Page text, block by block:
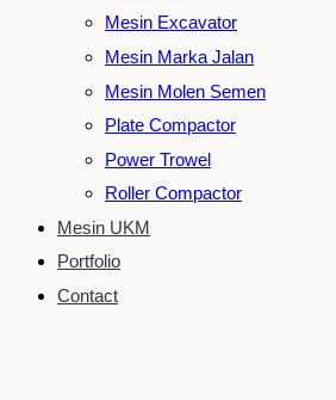
Mesin Excavator
Mesin Marka Jalan
Mesin Molen Semen
Plate Compactor
Power Trowel
Roller Compactor
Mesin UKM
Portfolio
Contact